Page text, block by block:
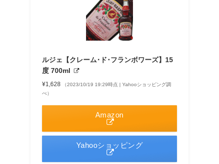
ルジェ【クレーム･ド･フランボワーズ】15
度 700ml
¥1,628
（2023/10/19 19:29時点 | Yahooショッピング調
べ）
Amazon
Yahooショッピング